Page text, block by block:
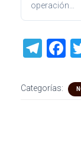
operación…
T
e
F
Categorías: